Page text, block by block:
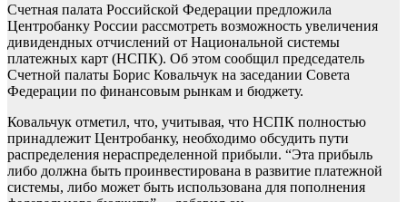
Счетная палата Российской Федерации предложила
Центробанку России рассмотреть возможность увеличения
дивидендных отчислений от Национальной системы
платежных карт (НСПК). Об этом сообщил председатель
Счетной палаты Борис Ковальчук на заседании Совета
Федерации по финансовым рынкам и бюджету.
Ковальчук отметил, что, учитывая, что НСПК полностью
принадлежит Центробанку, необходимо обсудить пути
распределения нераспределенной прибыли. “Эта прибыль
либо должна быть проинвестирована в развитие платежной
системы, либо может быть использована для пополнения